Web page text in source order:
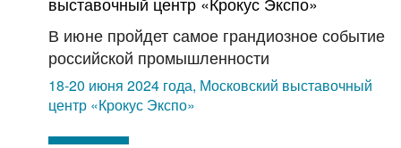
В июне пройдет самое грандиозное событие
российской промышленности
18-20 июня 2024 года, Московский выставочный
центр «Крокус Экспо»